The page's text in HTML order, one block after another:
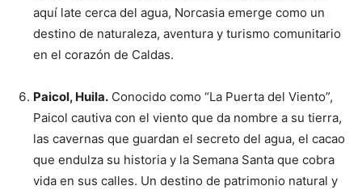
aquí late cerca del agua, Norcasia emerge como un
destino de naturaleza, aventura y turismo comunitario
en el corazón de Caldas.
Paicol, Huila. Conocido como “La Puerta del Viento”,
Paicol cautiva con el viento que da nombre a su tierra,
las cavernas que guardan el secreto del agua, el cacao
que endulza su historia y la Semana Santa que cobra
vida en sus calles. Un destino de patrimonio natural y